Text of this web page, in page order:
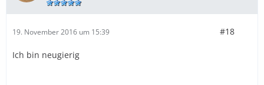
19. November 2016 um 15:39 #18
Ich bin neugierig